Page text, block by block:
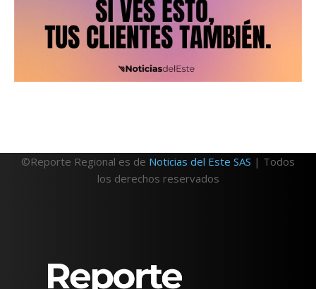
©Reporte Regional es de Noticias del Este SAS | Todos
los derechos reservados